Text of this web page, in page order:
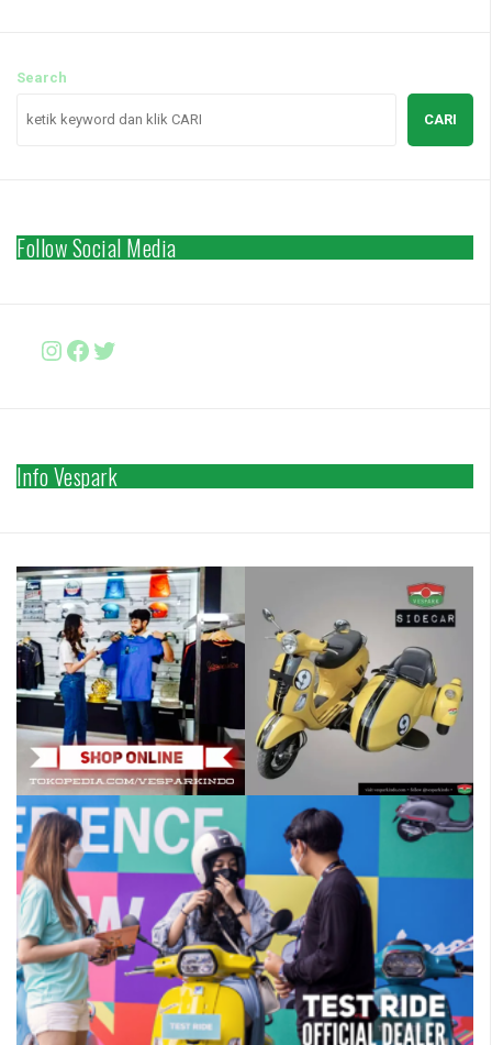
Search
CARI
Follow Social Media
Instagram
Facebook
http://www.twitter.com/
Info Vespark